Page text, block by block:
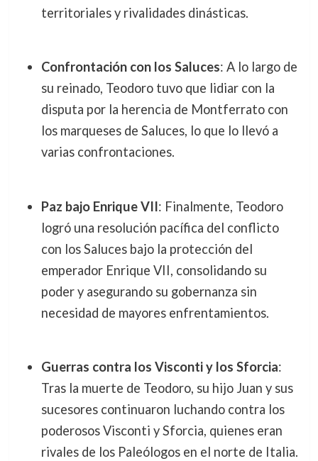
territoriales y rivalidades dinásticas.
Confrontación con los Saluces: A lo largo de
su reinado, Teodoro tuvo que lidiar con la
disputa por la herencia de Montferrato con
los marqueses de Saluces, lo que lo llevó a
varias confrontaciones.
Paz bajo Enrique VII: Finalmente, Teodoro
logró una resolución pacífica del conflicto
con los Saluces bajo la protección del
emperador Enrique VII, consolidando su
poder y asegurando su gobernanza sin
necesidad de mayores enfrentamientos.
Guerras contra los Visconti y los Sforcia:
Tras la muerte de Teodoro, su hijo Juan y sus
sucesores continuaron luchando contra los
poderosos Visconti y Sforcia, quienes eran
rivales de los Paleólogos en el norte de Italia.